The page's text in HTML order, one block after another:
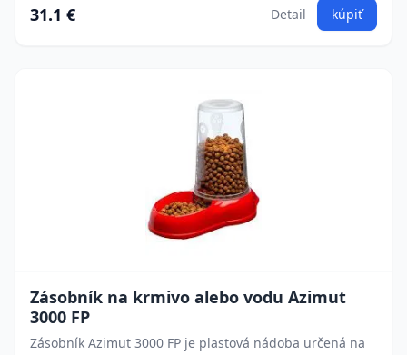
31.1 € Detail kúpiť
Zásobník na krmivo alebo vodu Azimut
3000 FP
Zásobník Azimut 3000 FP je plastová nádoba určená na